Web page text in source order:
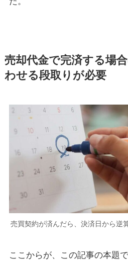
売却代金で完済する場
わせる段取りが必要
売買契約が済んだら、決済日から逆
ここからが、この記事の本題で